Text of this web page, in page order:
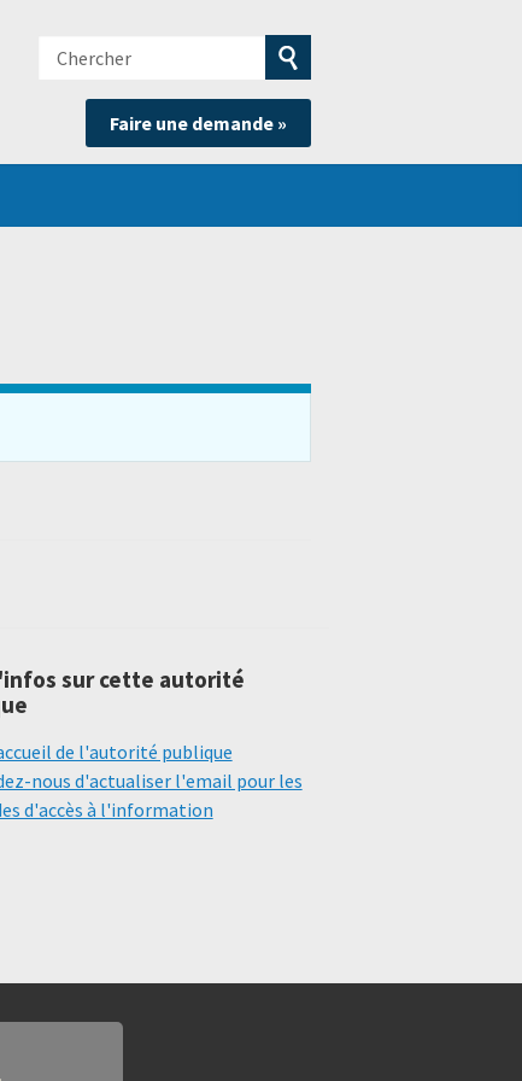
Chercher
Soumettre
la
recherche
Faire une demande »
sur cette autorité
de l'autorité publique
nous d'actualiser l'email pour les
d'accès à l'information